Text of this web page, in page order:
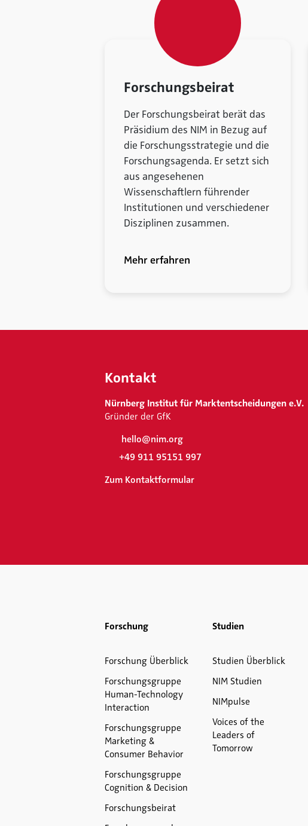
Forschungsbeirat
Der Forschungsbeirat berät das
Präsidium des NIM in Bezug auf
die Forschungsstrategie und die
Forschungsagenda. Er setzt sich
aus angesehenen
Wissenschaftlern führender
Institutionen und verschiedener
Disziplinen zusammen.
Mehr erfahren
Kontakt
Nürnberg Institut für Marktentscheidungen e.V.
Gründer der GfK
hello@nim.org
+49 911 95151 997
Zum Kontaktformular
Forschung
Forschung Überblick
Forschungsgruppe
Human-Technology
Interaction
Forschungsgruppe
Marketing &
Consumer Behavior
Forschungsgruppe
Cognition & Decision
Forschungsbeirat
Studien
Studien Überblick
NIM Studien
NIMpulse
Voices of the
Leaders of
Tomorrow